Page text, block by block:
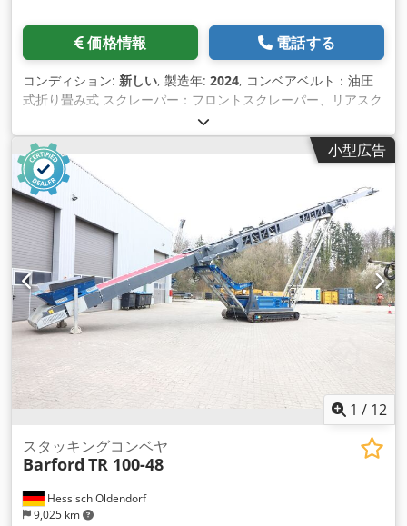
価格情報 電話する
コンディション: 新しい, 製造年: 2024, コンベアベルト：油圧
式折り畳み式 スクレーパー：フロントスクレーパー、リアスク
レーパー コンベアベルトの長さ：25,000mm エンジン：キャ
タピラー社製4.4フィックスピードエンジン133HP Dcjdpfx
Ajikqxtsfqek クローラトラック：フロアプレート400mm 吐出
口径22.5°/27.5°：88200/11000mm コンベアベルト幅：
1,200mm フィードホッパーです。容量 8 m³。
小型広告
1 / 12
Hessisch Oldendorf
9,025 km
スタッキングコンベヤ
Barford TR 100-48